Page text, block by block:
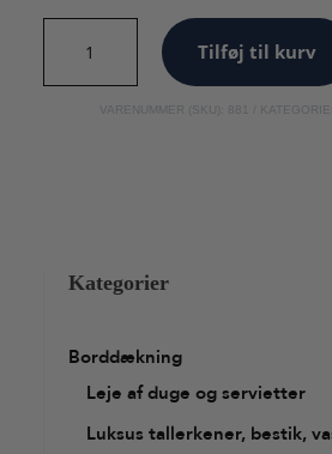
Tilføj til kurv
VARENUMMER (SKU):
Kategorier
Borddækning
Leje af duge og servietter
Luksus tallerkener, bestik,